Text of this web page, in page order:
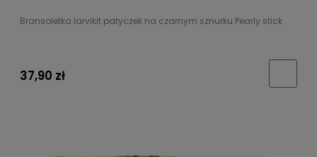
Bransoletka larvikit patyczek na czarnym sznurku Pearly stick
37,90 zł